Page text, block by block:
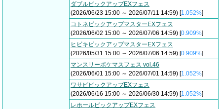
ダブルピックアップEXフェス
(2026/06/23 15:00 ～ 2026/07/11 14:59) [1.052%]
コトネピックアップマスターEXフェス
(2026/06/02 15:00 ～ 2026/07/06 14:59) [0.909%]
ヒビキピックアップマスターEXフェス
(2026/05/31 15:00 ～ 2026/07/06 14:59) [0.909%]
マンスリーポケマスフェス vol.46
(2026/06/01 15:00 ～ 2026/07/01 14:59) [1.052%]
ワサビピックアップEXフェス
(2026/06/16 15:00 ～ 2026/06/30 14:59) [1.052%]
レホールピックアップEXフェス